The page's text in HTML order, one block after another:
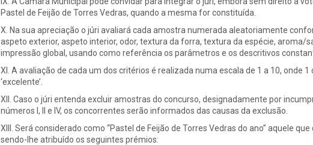
Pastel de Feijão de Torres Vedras, quando a mesma for constituída.
X. Na sua apreciação o júri avaliará cada amostra numerada aleatoriamente
aspeto exterior, aspeto interior, odor, textura da forra, textura da espécie, aroma/
impressão global, usando como referência os parâmetros e os descritivos
XI. A avaliação de cada um dos critérios é realizada numa escala de 1 a 10, onde 1
‘excelente’.
XII. Caso o júri entenda excluir amostras do concurso, designadamente por
números I, II e IV, os concorrentes serão informados das causas da exclusão.
XIII. Será considerado como “Pastel de Feijão de Torres Vedras do ano” aquele
sendo-lhe atribuído os seguintes prémios: